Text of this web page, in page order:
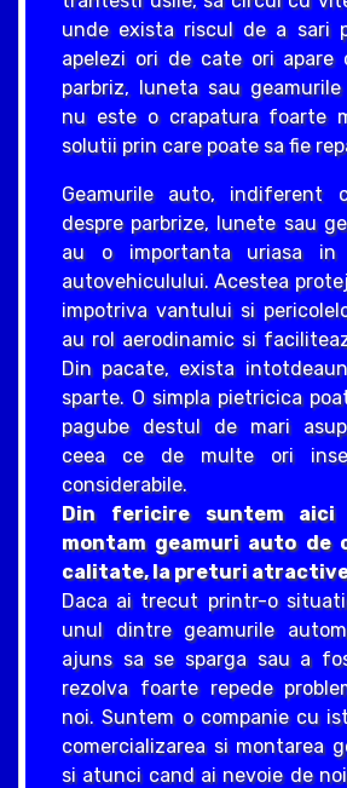
unde exista riscul de a sari
apelezi ori de cate ori apare
parbriz, luneta sau
nu este o crapatura foarte
solutii prin care poate sa fie
Geamurile auto, indiferent
despre parbrize, lunete sau
au o importanta uriasa in
autovehiculului. Acestea
impotriva vantului si
au rol aerodinamic si
Din pacate, exista
sparte. O simpla pietricica
pagube destul de mari
ceea ce de multe ori
considerabile.
Din fericire suntem aici
montam geamuri auto de
calitate, la preturi
Daca ai trecut printr-o
unul dintre geamurile
ajuns sa se sparga sau a
rezolva foarte repede
noi. Suntem o companie cu
comercializarea si montarea
si atunci cand ai nevoie de